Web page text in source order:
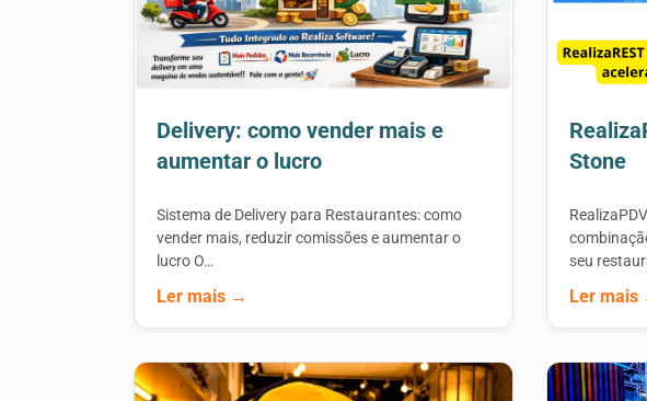
Delivery: como vender mais e
aumentar o lucro
Sistema de Delivery para Restaurantes: como
vender mais, reduzir comissões e aumentar o
lucro O…
Ler mais →
Stone
seu
Ler mais